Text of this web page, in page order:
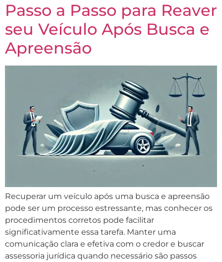
Passo a Passo para Reaver
seu Veículo Após Busca e
Apreensão
Recuperar um veículo após uma busca e apreensão
pode ser um processo estressante, mas conhecer os
procedimentos corretos pode facilitar
significativamente essa tarefa. Manter uma
comunicação clara e efetiva com o credor e buscar
assessoria jurídica quando necessário são passos